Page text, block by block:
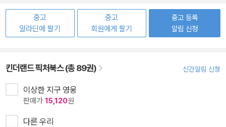
중고
알라딘에 팔기
중고
회원에게 팔기
중고 등록
알림 신청
킨더랜드 픽처북스 (총 89권) 신간알림 신청
이상한 지구 영웅
판매가 15,120원
다른 우리